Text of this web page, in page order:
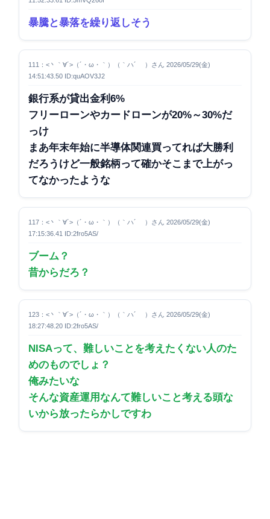
暴騰と暴落を繰り返しそう
111：<丶｀∀´>（´・ω・｀）（｀ハ´ ）さん 2026/05/29(金)
14:51:43.50 ID:quAOV3J2
銀行系が貸出金利6%
フリーローンやカードローンが20%～30%だ
っけ
まあ年末年始に半導体関連買ってれば大勝利
だろうけど一般銘柄って確かそこまで上がっ
てなかったような
117：<丶｀∀´>（´・ω・｀）（｀ハ´ ）さん 2026/05/29(金)
17:15:36.41 ID:2fro5AS/
ブーム？
昔からだろ？
123：<丶｀∀´>（´・ω・｀）（｀ハ´ ）さん 2026/05/29(金)
18:27:48.20 ID:2fro5AS/
NISAって、難しいことを考えたくない人のた
めのものでしょ？
俺みたいな
そんな資産運用なんて難しいこと考える頭な
いから放ったらかしですわ